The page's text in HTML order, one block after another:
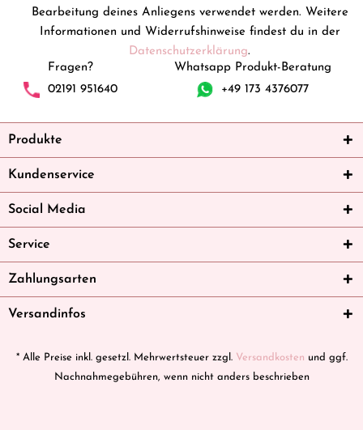
Bearbeitung deines Anliegens verwendet werden. Weitere
Informationen und Widerrufshinweise findest du in der
Datenschutzerklärung.
Fragen?
02191 951640
Whatsapp Produkt-Beratung
+49 173 4376077
Produkte
Kundenservice
Social Media
Service
Zahlungsarten
Versandinfos
* Alle Preise inkl. gesetzl. Mehrwertsteuer zzgl. Versandkosten und ggf.
Nachnahmegebühren, wenn nicht anders beschrieben